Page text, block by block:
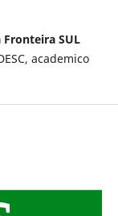
SUL
academico